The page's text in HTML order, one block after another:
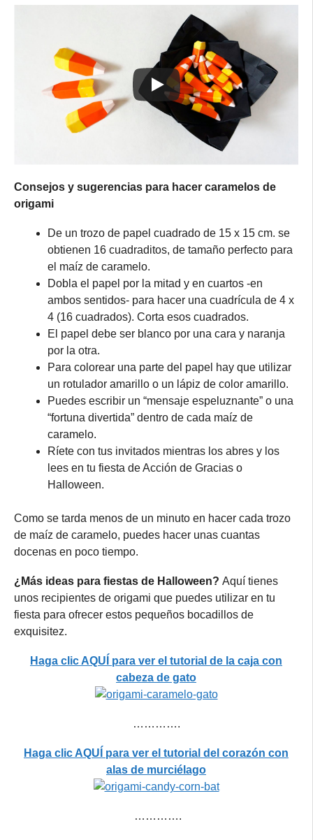
Consejos y sugerencias para hacer caramelos de
origami
De un trozo de papel cuadrado de 15 x 15 cm. se
obtienen 16 cuadraditos, de tamaño perfecto para
el maíz de caramelo.
Dobla el papel por la mitad y en cuartos -en
ambos sentidos- para hacer una cuadrícula de 4 x
4 (16 cuadrados). Corta esos cuadrados.
El papel debe ser blanco por una cara y naranja
por la otra.
Para colorear una parte del papel hay que utilizar
un rotulador amarillo o un lápiz de color amarillo.
Puedes escribir un “mensaje espeluznante” o una
“fortuna divertida” dentro de cada maíz de
caramelo.
Ríete con tus invitados mientras los abres y los
lees en tu fiesta de Acción de Gracias o
Halloween.
Como se tarda menos de un minuto en hacer cada trozo
de maíz de caramelo, puedes hacer unas cuantas
docenas en poco tiempo.
¿Más ideas para fiestas de Halloween? Aquí tienes
unos recipientes de origami que puedes utilizar en tu
fiesta para ofrecer estos pequeños bocadillos de
exquisitez.
Haga clic AQUÍ para ver el tutorial de la caja con
cabeza de gato
………….
Haga clic AQUÍ para ver el tutorial del corazón con
alas de murciélago
………….